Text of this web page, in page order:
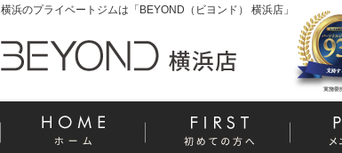
横浜のプライベートジムは「BEYOND（ビヨンド） 横浜店」